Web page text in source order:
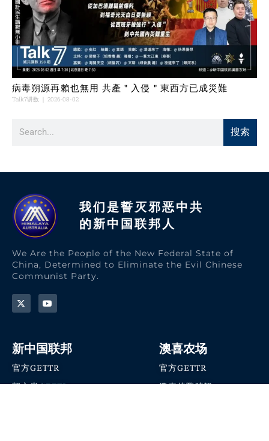
病毒朔源再賴也無用 共產＂入侵＂東西方已成災難
Talk7讲数 2026-08-02
搜索
我们是誓灭邪恶中共
的新中国联邦人​
We Are the People of the New Federal State of
China, Determined to Eliminate the Evil Chinese
Communist Party.
新中国联邦
官方GETTR
澳喜农场
官方GETTR